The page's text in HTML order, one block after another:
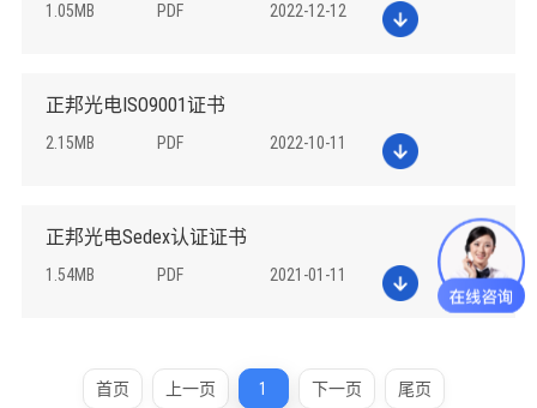
1.05MB PDF 2022-12-12
正邦光电ISO9001证书
2.15MB PDF 2022-10-11
正邦光电Sedex认证证书
1.54MB PDF 2021-01-11
首页 上一页 1 下一页 尾页